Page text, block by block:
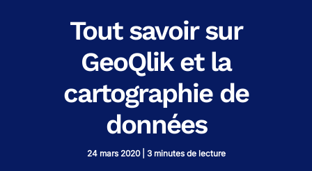
Tout savoir sur
GeoQlik et la
cartographie de
données
24 mars 2020 3 minutes de lecture